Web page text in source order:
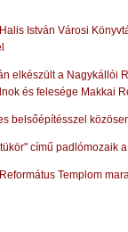
István Városi
elkészült a Nagykállói
és felesége Makkai
belsőépítésszel
című padlómozaik
Templom